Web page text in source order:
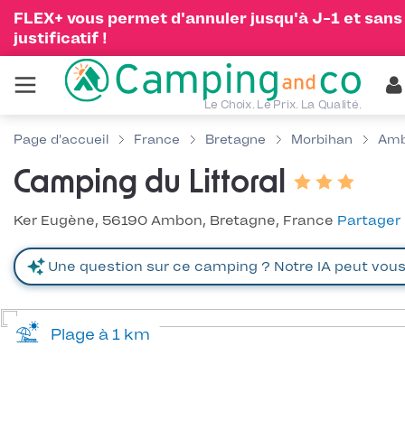
FLEX+ vous permet d'annuler jusqu'à J-1 et sans
justificatif !
Le Choix. Le Prix. La Qualité.
Page d'accueil France Bretagne Morbihan
Camping du Littoral
Ker Eugène, 56190 Ambon, Bretagne, France Partager
Plage à 1 km